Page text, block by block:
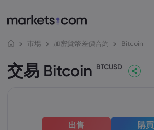
市場 加密貨幣差價合約 Bitcoin
交易 Bitcoin BTCUSD
出售 購買